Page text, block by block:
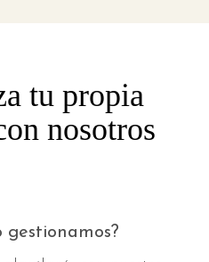
tu propia
nosotros
gestionamos?